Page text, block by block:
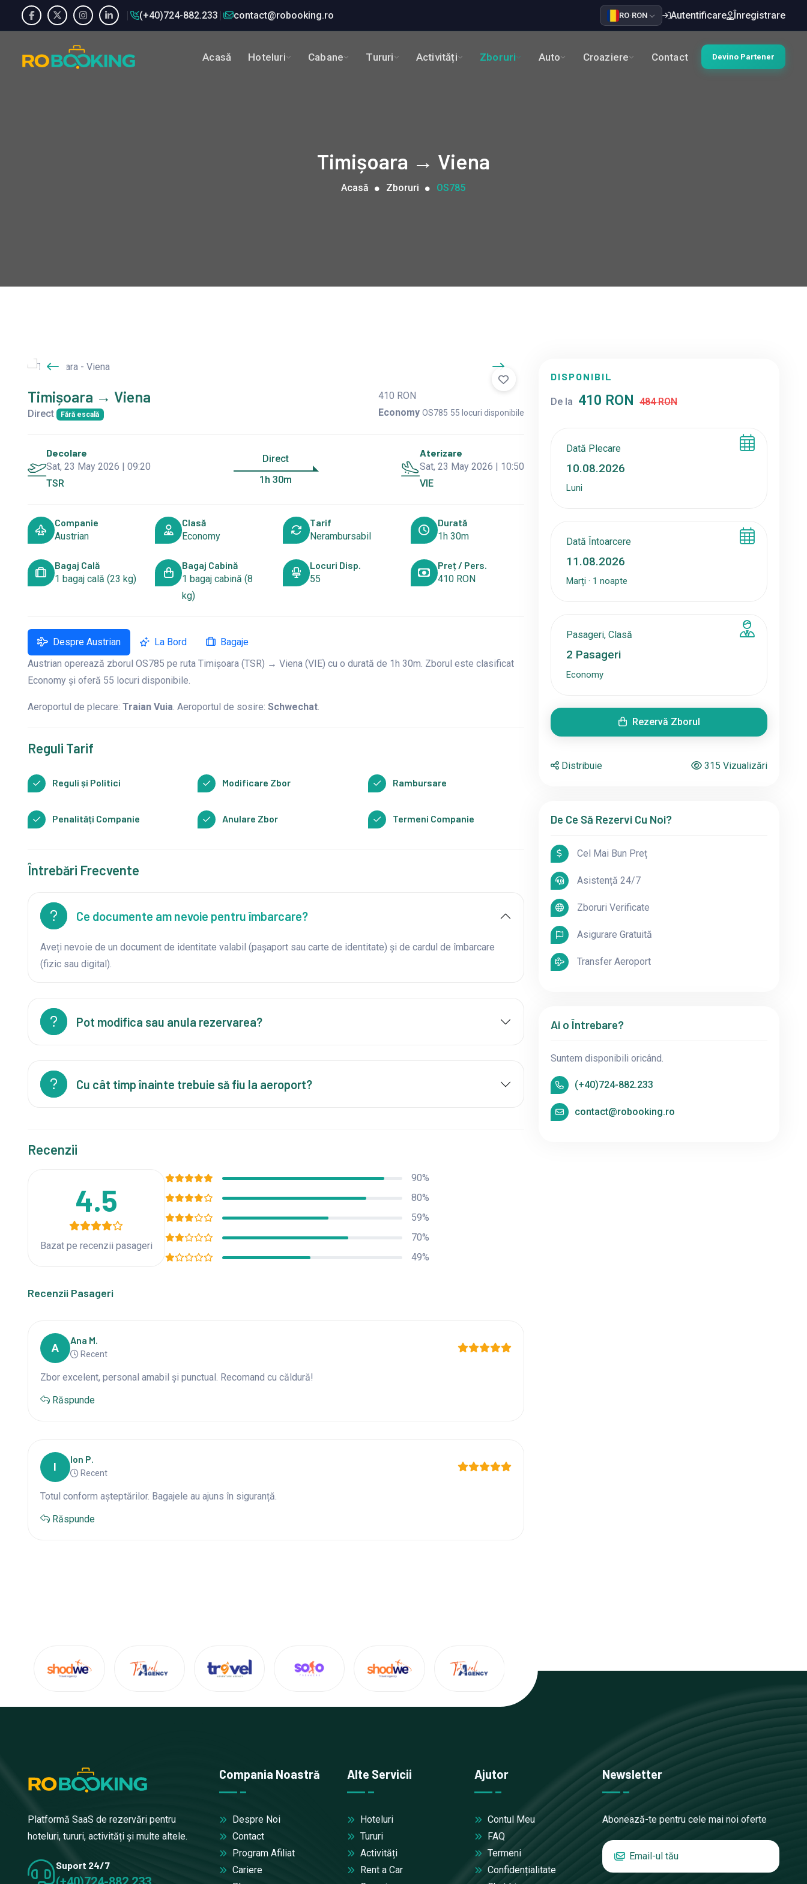
(+40)724-882.233 contact@robooking.ro RO·RON Autentificare Înregistrare
Acasă Hoteluri Cabane Tururi Activități Zboruri Auto Croaziere Contact Devino Partener
Timișoara → Viena
Acasă Zboruri OS785
Timișoara → Viena
Direct Fără escală
410 RON
Economy OS785 55 locuri disponibile
Decolare
Sat, 23 May 2026 | 09:20
TSR
Direct
1h 30m
Aterizare
Sat, 23 May 2026 | 10:50
VIE
Companie
Austrian
Clasă
Economy
Tarif
Nerambursabil
Durată
1h 30m
Bagaj Cală
1 bagaj cală (23 kg)
Bagaj Cabină
1 bagaj cabină (8
kg)
Locuri Disp.
55
Preț / Pers.
410 RON
Despre Austrian La Bord
Bagaje
Austrian operează zborul OS785 pe ruta Timișoara (TSR) → Viena (VIE) cu o durată de 1h 30m. Zborul este clasificat
Economy și oferă 55 locuri disponibile.
Aeroportul de plecare: Traian Vuia. Aeroportul de sosire: Schwechat.
Reguli Tarif
Reguli și Politici Modificare Zbor Rambursare
Penalități Companie Anulare Zbor Termeni Companie
Întrebări Frecvente
Ce documente am nevoie pentru îmbarcare?
Aveți nevoie de un document de identitate valabil (pașaport sau carte de identitate) și de cardul de îmbarcare
(fizic sau digital).
Pot modifica sau anula rezervarea?
Cu cât timp înainte trebuie să fiu la aeroport?
Recenzii
4.5
Bazat pe recenzii pasageri
90%
80%
59%
70%
49%
Recenzii Pasageri
A
Ana M.
Recent
Zbor excelent, personal amabil și punctual. Recomand cu căldură!
Răspunde
I
Ion P.
Recent
Totul conform așteptărilor. Bagajele au ajuns în siguranță.
Răspunde
DISPONIBIL
De la 410 RON 484 RON
Dată Plecare
Luni
Dată Întoarcere
Marți · 1 noapte
Pasageri, Clasă
2 Pasageri
Economy
Rezervă Zborul
Distribuie 315 Vizualizări
De Ce Să Rezervi Cu Noi?
Cel Mai Bun Preț
Asistență 24/7
Zboruri Verificate
Asigurare Gratuită
Transfer Aeroport
Ai o Întrebare?
Suntem disponibili oricând.
(+40)724-882.233
contact@robooking.ro
Platformă SaaS de rezervări pentru
hoteluri, tururi, activități și multe altele.
Suport 24/7
Compania Noastră
Despre Noi
Contact
Program Afiliat
Cariere
Alte Servicii
Hoteluri
Tururi
Activități
Rent a Car
Ajutor
Contul Meu
FAQ
Termeni
Confidențialitate
Newsletter
Abonează-te pentru cele mai noi oferte